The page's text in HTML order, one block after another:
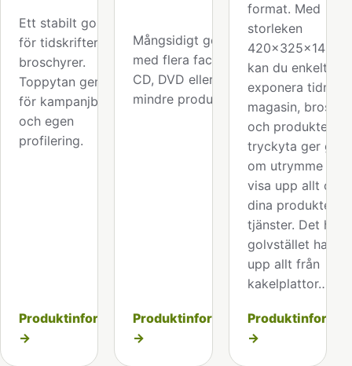
Ett stabilt golvställ
för tidskrifter och
broschyrer.
Toppytan ger plats
för kampanjbudskap
och egen
profilering.
Produktinformation
→
Mångsidigt golvställ
med flera fack för
CD, DVD eller andra
mindre produkter.
Produktinformation
→
format. Med
storleken
kan du enkelt
exponera
magasin,
och produkter.
tryckyta ger gott
om utrymme att
visa upp allt om
dina produkter
tjänster. Det här
golvstället har
upp allt från
kakelplattor…
→